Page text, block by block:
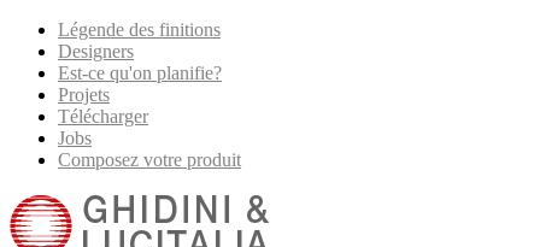
Légende des finitions
Designers
Est-ce qu'on planifie?
Projets
Télécharger
Jobs
Composez votre produit